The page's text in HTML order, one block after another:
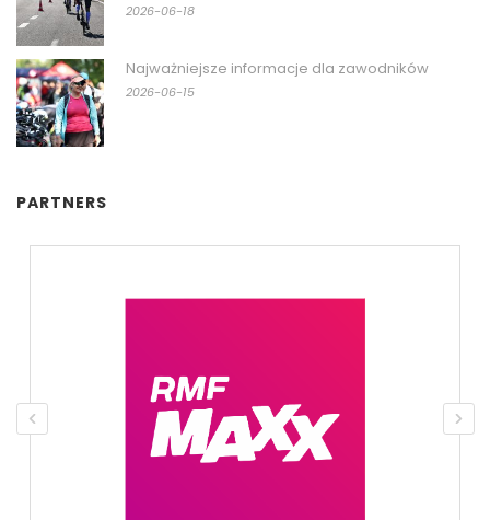
2026-06-18
Najważniejsze informacje dla zawodników
2026-06-15
PARTNERS